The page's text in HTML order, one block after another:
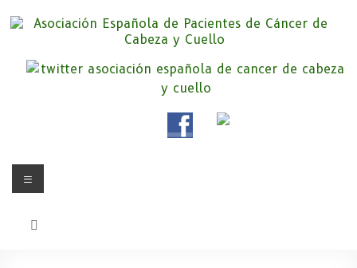
Asociación Española de
Pacientes de Cáncer de Cabeza y
Cuello
Somos la Asociación Española de Pacientes de Cáncer de Cabeza y
cuello «APC», una asociación sin animo de lucro que pretendemos
Menú